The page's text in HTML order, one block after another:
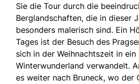
Sie die Tour durch die
Berglandschaften, die in dieser
besonders malerisch sind. Ein
Tages ist der Besuch des
sich in der Weihnachtszeit in
Winterwunderland verwandelt.
es weiter nach Bruneck, wo der